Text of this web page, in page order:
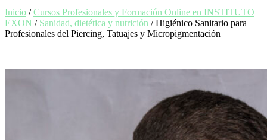
Inicio /Cursos Profesionales y Formación Online en INSTITUTO
EXON / Sanidad, dietética y nutrición / Higiénico Sanitario para
Profesionales del Piercing, Tatuajes y Micropigmentación